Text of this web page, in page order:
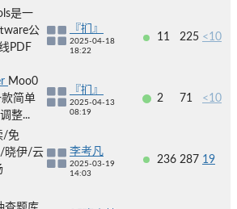
是一
公
PDF
『扪』
2025-04-18
18:22
11 225 <10
Moo0
款简单
整...
『扪』
2025-04-13
08:19
2 71 <10
/免
晓伊/云
李考凡
2025-03-19
14:03
236 287 19